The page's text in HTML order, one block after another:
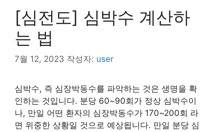
[심전도] 심박수 계산하
는 법
7월 12, 2023 작성자: user
심박수, 즉 심장박동수를 파악하는 것은 생명을 확
인하는 것입니다. 분당 60~90회가 정상 심박수이
나, 만일 어떤 환자의 심장박동수가 170~200회 라
면 위중한 상황일 것으로 예상됩니다. 만일 분당 심